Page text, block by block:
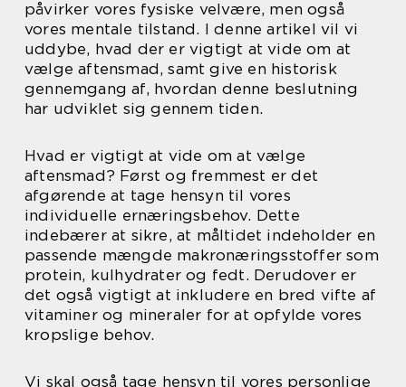
påvirker vores fysiske velvære, men også
vores mentale tilstand. I denne artikel vil vi
uddybe, hvad der er vigtigt at vide om at
vælge aftensmad, samt give en historisk
gennemgang af, hvordan denne beslutning
har udviklet sig gennem tiden.
Hvad er vigtigt at vide om at vælge
aftensmad? Først og fremmest er det
afgørende at tage hensyn til vores
individuelle ernæringsbehov. Dette
indebærer at sikre, at måltidet indeholder en
passende mængde makronæringsstoffer som
protein, kulhydrater og fedt. Derudover er
det også vigtigt at inkludere en bred vifte af
vitaminer og mineraler for at opfylde vores
kropslige behov.
Vi skal også tage hensyn til vores personlige